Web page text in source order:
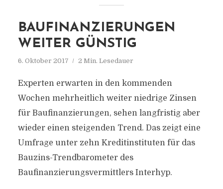
BAUFINANZIERUNGEN
WEITER GÜNSTIG
6. Oktober 2017 2 Min. Lesedauer
Experten erwarten in den kommenden
Wochen mehrheitlich weiter niedrige Zinsen
für Baufinanzierungen, sehen langfristig aber
wieder einen steigenden Trend. Das zeigt eine
Umfrage unter zehn Kreditinstituten für das
Bauzins-Trendbarometer des
Baufinanzierungsvermittlers Interhyp.